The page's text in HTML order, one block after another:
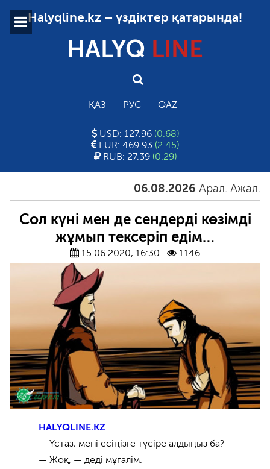
Halyqline.kz – үздіктер қатарында!
HALYQ LINE
ҚАЗ РУС QAZ
USD: 127.96 (0.68)
EUR: 469.93 (2.45)
RUB: 27.39 (0.29)
06.08.2026 Арал. Ажал.
Сол күні мен де сендерді көзімді
жұмып тексеріп едім…
15.06.2020, 16:30 1146
HALYQLINE.KZ
— Ұстаз, мені есіңізге түсіре алдыңыз ба?
— Жоқ, — деді мұғалім.